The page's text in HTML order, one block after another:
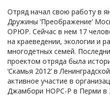
Отряд начал свою работу в
Дружины ‘Преображение’
ОРЮР. Сейчас в нем 17
на краеведении, экологии и
многодетных семей.
проектом отряда была
‘Скамья 2012’ в
активное участие в
Джамбори НОРС-Р в Перми в